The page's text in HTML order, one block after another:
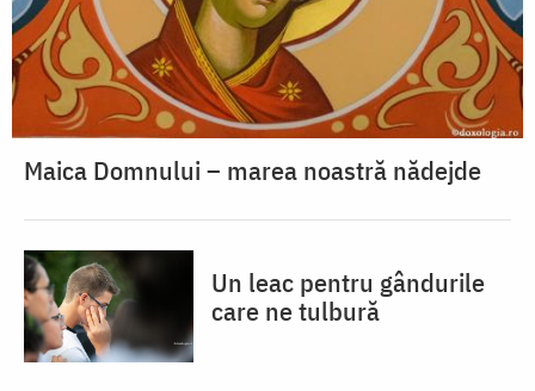
Maica Domnului – marea noastră nădejde
Un leac pentru gândurile
care ne tulbură